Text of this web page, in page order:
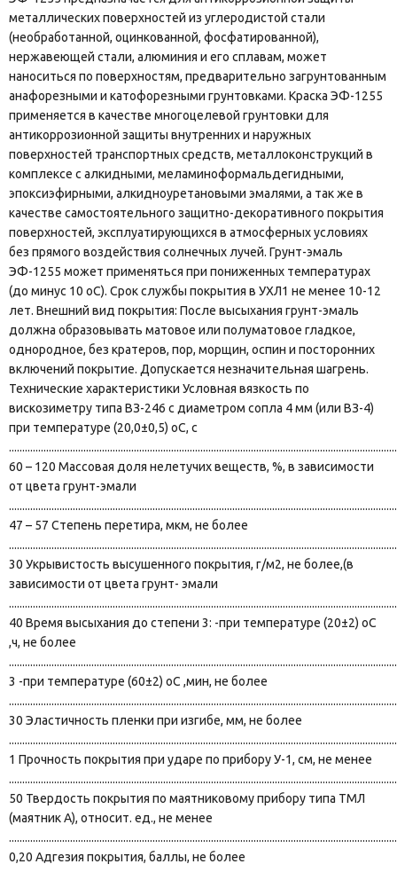
металлических поверхностей из углеродистой стали
(необработанной, оцинкованной, фосфатированной),
нержавеющей стали, алюминия и его сплавам, может
наноситься по поверхностям, предварительно загрунтованным
анафорезными и катофорезными грунтовками. Краска ЭФ-1255
применяется в качестве многоцелевой грунтовки для
антикоррозионной защиты внутренних и наружных
поверхностей транспортных средств, металлоконструкций в
комплексе с алкидными, меламиноформальдегидными,
эпоксиэфирными, алкидноуретановыми эмалями, а так же в
качестве самостоятельного защитно-декоративного покрытия
поверхностей, эксплуатирующихся в атмосферных условиях
без прямого воздействия солнечных лучей. Грунт-эмаль
ЭФ-1255 может применяться при пониженных температурах
(до минус 10 оС). Срок службы покрытия в УХЛ1 не менее 10-12
лет. Внешний вид покрытия: После высыхания грунт-эмаль
должна образовывать матовое или полуматовое гладкое,
однородное, без кратеров, пор, морщин, оспин и посторонних
включений покрытие. Допускается незначительная шагрень.
Технические характеристики Условная вязкость по
вискозиметру типа ВЗ-246 с диаметром сопла 4 мм (или ВЗ-4)
при температуре (20,0±0,5) оС, с
60 – 120 Массовая доля нелетучих веществ, %, в зависимости
от цвета грунт-эмали
47 – 57 Степень перетира, мкм, не более
30 Укрывистость высушенного покрытия, г/м2, не более,(в
зависимости от цвета грунт- эмали
40 Время высыхания до степени 3: -при температуре (20±2) оС
,ч, не более
3 -при температуре (60±2) оС ,мин, не более
30 Эластичность пленки при изгибе, мм, не более
1 Прочность покрытия при ударе по прибору У-1, см, не менее
50 Твердость покрытия по маятниковому прибору типа ТМЛ
(маятник А), относит. ед., не менее
0,20 Адгезия покрытия, баллы, не более